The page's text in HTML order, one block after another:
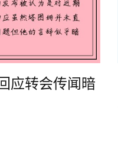
应转会传闻暗